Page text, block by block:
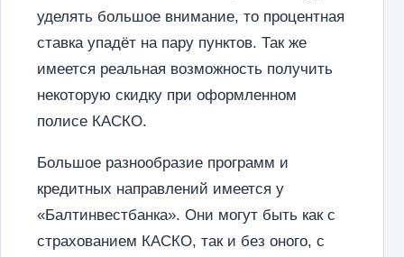
уделять большое внимание, то процентная
ставка упадёт на пару пунктов. Так же
имеется реальная возможность получить
некоторую скидку при оформленном
полисе КАСКО.
Большое разнообразие программ и
кредитных направлений имеется у
«Балтинвестбанка». Они могут быть как с
страхованием КАСКО, так и без оного, с